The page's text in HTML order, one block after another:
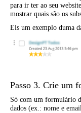
para ir ter ao seu
mostrar quais são os
Eis um exemplo duma
Passo 3. Crie um
Só com um formulário
dados (ex.: nome e